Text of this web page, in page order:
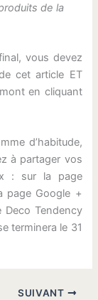
de la
vous devez
cet article ET
en cliquant
d’habitude,
à partager vos
: sur la page
page Google +
Tendency
terminera le 31
SUIVANT